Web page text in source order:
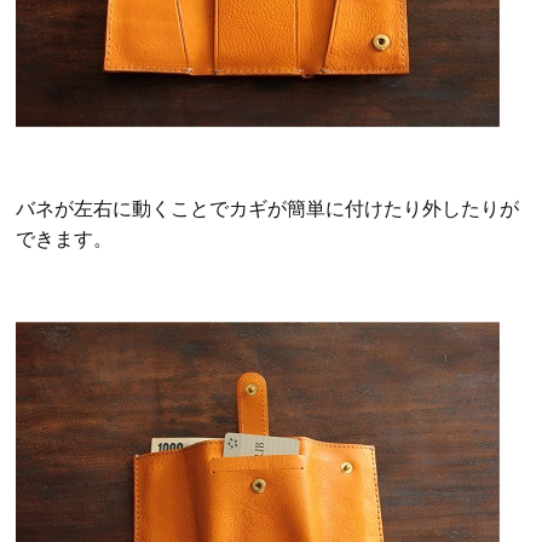
バネが左右に動くことでカギが簡単に付けたり外したりが
できます。